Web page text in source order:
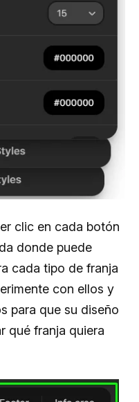
clic en cada botón
donde puede
cada tipo de franja
con ellos y
para que su diseño
qué franja quiera